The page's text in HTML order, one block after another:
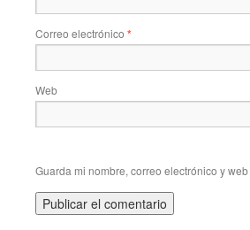
Correo electrónico *
Web
Guarda mi nombre, correo electrónico y